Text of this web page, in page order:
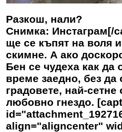
Разкош, нали?
Снимка: Инстаграм[/
ще се къпят на воля
скимне. А ако
Бен се чудеха как да
време заедно, без да
градовете, най-сетне
любовно гнездо.
align="aligncenter"